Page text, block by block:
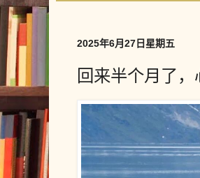
2025年6月27日星期五
回来半个月了，